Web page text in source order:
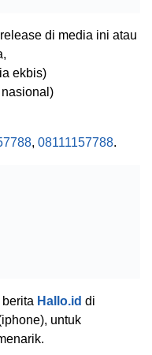
di media ini atau
ekbis)
, 08111157788.
Hallo.id di
untuk